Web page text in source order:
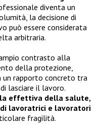
diventa un
la decisione di
può essere considerata
arbitraria.
contrasto alla
della protezione,
rapporto concreto tra
lasciare il lavoro.
effettiva della salute,
lavoratrici e lavoratori
fragilità.